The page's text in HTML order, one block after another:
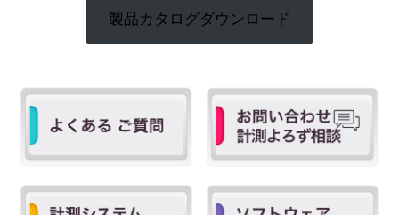
製品カタログダウンロード